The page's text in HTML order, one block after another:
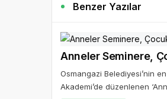
Benzer Yazılar
Anneler Seminere,
Osmangazi Belediyesi’nin
Akademi’de düzenlenen